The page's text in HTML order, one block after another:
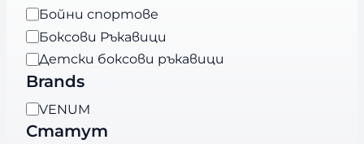
К
а
т
е
о
р
Бойни спортове
Боксови Ръкавици
Детски боксови ръкавици
Brands
B
r
VENUM
Статут